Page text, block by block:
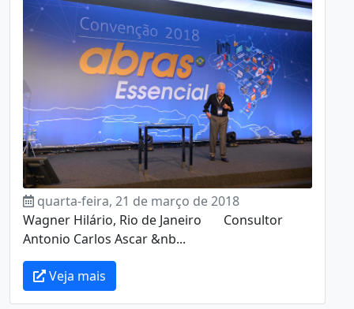
quarta-feira, 21 de março de 2018
Wagner Hilário, Rio de Janeiro Consultor
Antonio Carlos Ascar &nb...
Veja mais